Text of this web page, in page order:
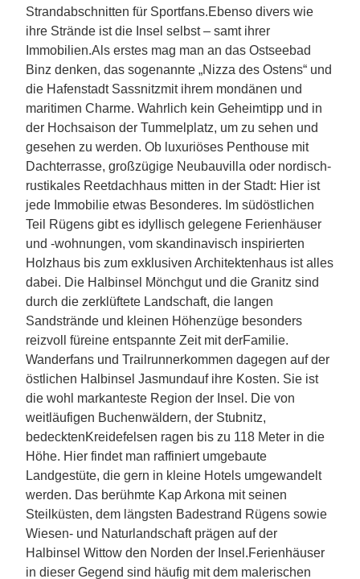
Strandabschnitten für Sportfans.Ebenso divers wie
ihre Strände ist die Insel selbst – samt ihrer
Immobilien.Als erstes mag man an das Ostseebad
Binz denken, das sogenannte „Nizza des Ostens“ und
die Hafenstadt Sassnitzmit ihrem mondänen und
maritimen Charme. Wahrlich kein Geheimtipp und in
der Hochsaison der Tummelplatz, um zu sehen und
gesehen zu werden. Ob luxuriöses Penthouse mit
Dachterrasse, großzügige Neubauvilla oder nordisch-
rustikales Reetdachhaus mitten in der Stadt: Hier ist
jede Immobilie etwas Besonderes. Im südöstlichen
Teil Rügens gibt es idyllisch gelegene Ferienhäuser
und -wohnungen, vom skandinavisch inspirierten
Holzhaus bis zum exklusiven Architektenhaus ist alles
dabei. Die Halbinsel Mönchgut und die Granitz sind
durch die zerklüftete Landschaft, die langen
Sandstrände und kleinen Höhenzüge besonders
reizvoll füreine entspannte Zeit mit derFamilie.
Wanderfans und Trailrunnerkommen dagegen auf der
östlichen Halbinsel Jasmundauf ihre Kosten. Sie ist
die wohl markanteste Region der Insel. Die von
weitläufigen Buchenwäldern, der Stubnitz,
bedecktenKreidefelsen ragen bis zu 118 Meter in die
Höhe. Hier findet man raffiniert umgebaute
Landgestüte, die gern in kleine Hotels umgewandelt
werden. Das berühmte Kap Arkona mit seinen
Steilküsten, dem längsten Badestrand Rügens sowie
Wiesen- und Naturlandschaft prägen auf der
Halbinsel Wittow den Norden der Insel.Ferienhäuser
in dieser Gegend sind häufig mit dem malerischen